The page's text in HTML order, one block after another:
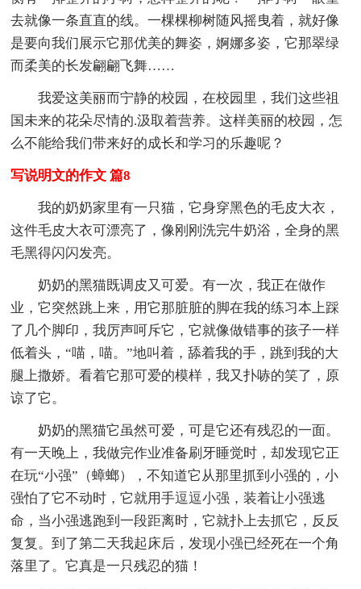
去就像一条直直的线。一棵棵柳树随风摇曳着，就好像
是要向我们展示它那优美的舞姿，婀娜多姿，它那翠绿
而柔美的长发翩翩飞舞……
我爱这美丽而宁静的校园，在校园里，我们这些祖
国未来的花朵尽情的.汲取着营养。这样美丽的校园，怎
么不能给我们带来好的成长和学习的乐趣呢？
写说明文的作文 篇8
我的奶奶家里有一只猫，它身穿黑色的毛皮大衣，
这件毛皮大衣可漂亮了，像刚刚洗完牛奶浴，全身的黑
毛黑得闪闪发亮。
奶奶的黑猫既调皮又可爱。有一次，我正在做作
业，它突然跳上来，用它那脏脏的脚在我的练习本上踩
了几个脚印，我厉声呵斥它，它就像做错事的孩子一样
低着头，“喵，喵。”地叫着，舔着我的手，跳到我的大
腿上撒娇。看着它那可爱的模样，我又扑哧的笑了，原
谅了它。
奶奶的黑猫它虽然可爱，可是它还有残忍的一面。
有一天晚上，我做完作业准备刷牙睡觉时，却发现它正
在玩“小强”（蟑螂），不知道它从那里抓到小强的，小
强怕了它不动时，它就用手逗逗小强，装着让小强逃
命，当小强逃跑到一段距离时，它就扑上去抓它，反反
复复。到了第二天我起床后，发现小强已经死在一个角
落里了。它真是一只残忍的猫！